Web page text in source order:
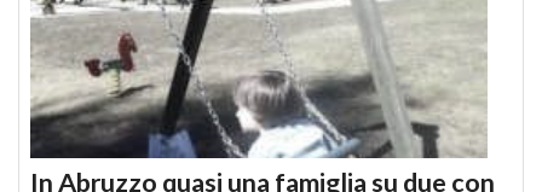
In Abruzzo quasi una famiglia su due con